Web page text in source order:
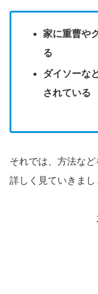
家に重曹や
る
ダイソーな
されている
それでは、方法など
詳しく見ていきまし